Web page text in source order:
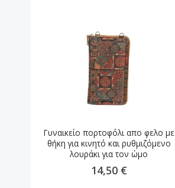
Γυναικείο πορτοφόλι απο φελο με
θήκη για κινητό και ρυθμιζόμενο
λουράκι για τον ώμο
14,50 €